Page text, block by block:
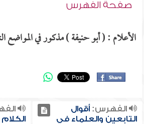
صفحة الفهرس
الأعلام : ( أبو حنيفة ) مذكور في المواضع
الفهرس:أقوال
التابعين والعلماء في